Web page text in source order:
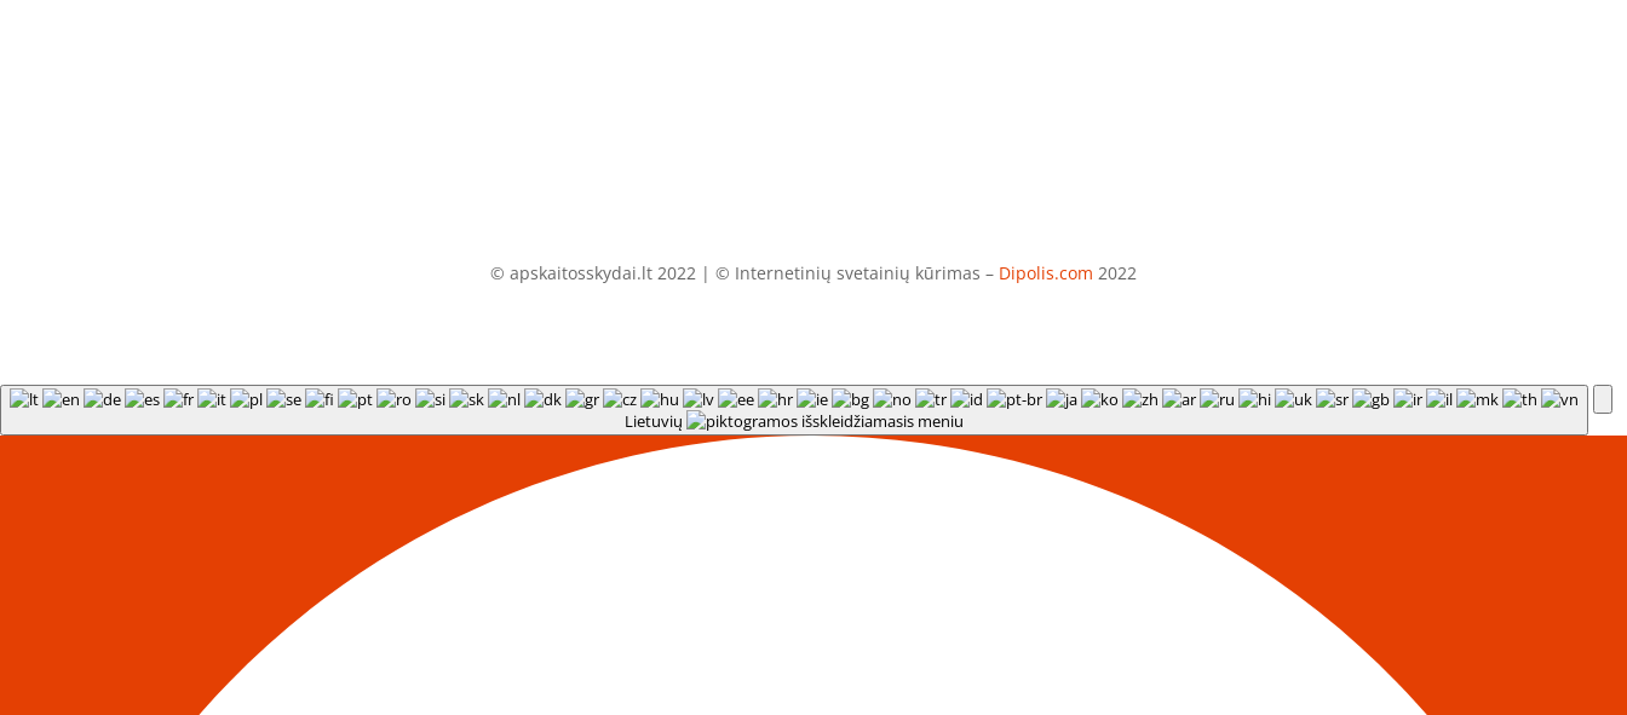
© apskaitosskydai.lt 2022 | © Internetinių svetainių kūrimas – Dipolis.com 2022
Lietuvių